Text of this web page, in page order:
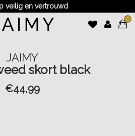
veilig en vertrouwd
0
JAIMY
skort black
€44,99